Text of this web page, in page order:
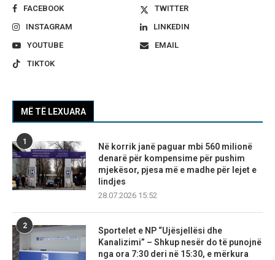
FACEBOOK
TWITTER
INSTAGRAM
LINKEDIN
YOUTUBE
EMAIL
TIKTOK
MË TË LEXUARA
1
Në korrik janë paguar mbi 560 milionë
denarë për kompensime për pushim
mjekësor, pjesa më e madhe për lejet e
lindjes
28.07.2026 15:52
2
Sportelet e NP “Ujësjellësi dhe
Kanalizimi” – Shkup nesër do të punojnë
nga ora 7:30 deri në 15:30, e mërkura